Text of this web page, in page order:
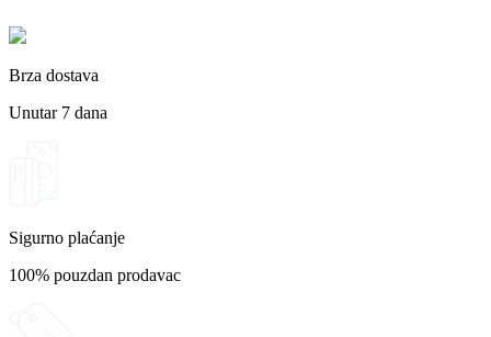
Brza dostava
Unutar 7 dana
Sigurno plaćanje
100% pouzdan prodavac